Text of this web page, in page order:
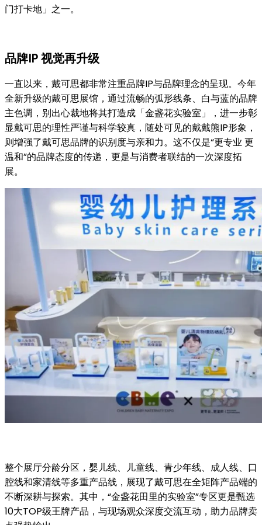
门打卡地」之一。
品牌IP 视觉再升级
一直以来，戴可思都非常注重品牌IP与品牌理念的呈现。今年
全新升级的戴可思展馆，通过流畅的弧形线条、白与蓝的品牌
主色调，别出心裁地将其打造成「金盏花实验室」，进一步彰
显戴可思的理性严谨与科学较真，随处可见的戴戴熊IP形象，
则增强了戴可思品牌的识别度与亲和力。这不仅是“更专业 更
温和”的品牌态度的传递，更是与消费者联结的一次深度拓
展。
整个展厅分龄分区，婴儿线、儿童线、青少年线、成人线、口
腔线和家清线等多重产品线，展现了戴可思在全矩阵产品端的
不断深耕与探索。其中，“金盏花田里的实验室”专区更是甄选
10大TOP级王牌产品，与现场观众深度交流互动，助力品牌卖